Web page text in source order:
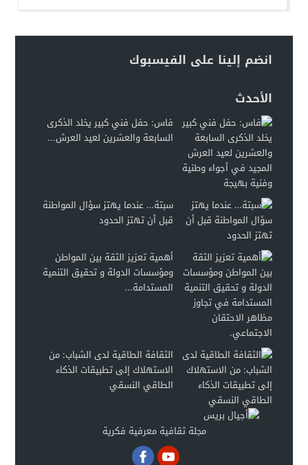
انضم إلينا على الفيسبوك
الأحدث
فاس: حفل فني كبير يخلد الذكرى
السابعة والعشرين لعيد العرش...
سبتة… عندما يهتز سؤال المواطنة
قبل أن تهتز الحدود
أهمية تعزيز الثقة بين المواطن
ومؤسسات الدولة و تحقيق التنمية
المستدامة...
الثقافة الطاقية لدى الشباب: من
الاستهلاك إلى تطبيقات الذكاء
الطاقي النسقي
مجلة ثقافية معرفية فكرية